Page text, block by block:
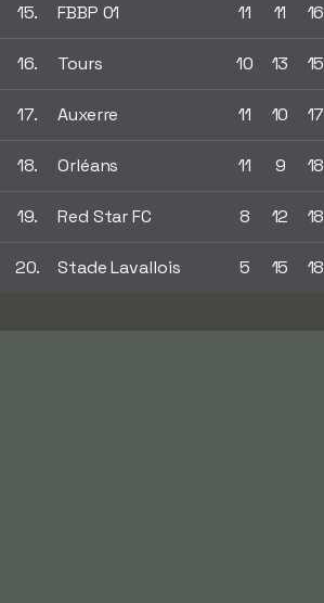
15. FBBP 01 11 11 16
16. Tours 10 13 15
17. Auxerre 11 10 17
18. Orléans 11 9 18
19. Red Star FC 8 12 18
20. Stade Lavallois 5 15 18